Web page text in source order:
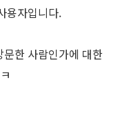
용자입니다.
한 사람인가에 대한